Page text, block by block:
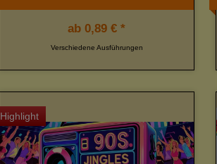
ab 0,89 € *
Verschiedene Ausführungen
Highlight